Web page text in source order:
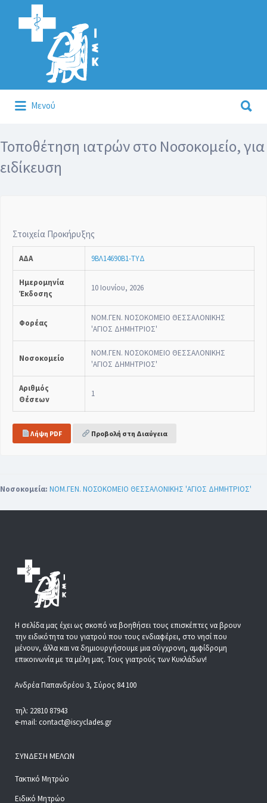
Αναζήτηση
για:
Μενού
για:
Τοποθέτηση ιατρών στο Νοσοκομείο, για
ειδίκευση
Στοιχεία Προκήρυξης
ΑΔΑ 9ΒΛ14690Β1-ΤΥΔ
Ημερομηνία
Έκδοσης
10 Ιουνίου, 2026
Φορέας
ΝΟΜ.ΓΕΝ. ΝΟΣΟΚΟΜΕΙΟ ΘΕΣΣΑΛΟΝΙΚΗΣ
'ΑΓΙΟΣ ΔΗΜΗΤΡΙΟΣ'
Νοσοκομείο
ΝΟΜ.ΓΕΝ. ΝΟΣΟΚΟΜΕΙΟ ΘΕΣΣΑΛΟΝΙΚΗΣ
'ΑΓΙΟΣ ΔΗΜΗΤΡΙΟΣ'
Αριθμός
Θέσεων
1
Λήψη PDF Προβολή στη Διαύγεια
Νοσοκομεία: ΝΟΜ.ΓΕΝ. ΝΟΣΟΚΟΜΕΙΟ ΘΕΣΣΑΛΟΝΙΚΗΣ 'ΑΓΙΟΣ ΔΗΜΗΤΡΙΟΣ'
Η σελίδα μας έχει ως σκοπό να βοηθήσει τους επισκέπτες να βρουν
την ειδικότητα του γιατρού που τους ενδιαφέρει, στο νησί που
μένουν, άλλα και να δημιουργήσουμε μια σύγχρονη, αμφίδρομη
επικοινωνία με τα μέλη μας. Τους γιατρούς των Κυκλάδων!
Ανδρέα Παπανδρέου 3, Σύρος 84 100
τηλ: 22810 87943
e-mail: contact@iscyclades.gr
ΣΎΝΔΕΣΗ ΜΕΛΏΝ
Τακτικό Μητρώο
Ειδικό Μητρώο